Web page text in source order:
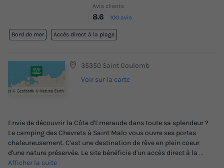
Avis clients
8.6 100 avis
Bord de mer Accès direct à la plage
35350 Saint Coulomb
Voir sur la carte
Envie de découvrir la Côte d'Emeraude dans toute sa splendeur ?
Le camping des Chevrets à Saint Malo vous ouvre ses portes
chaleureusement. C'est une destination de rêve en plein coeur
d'une nature préservée. Le site bénéficie d'un accès direct à la ...
Afficher la suite